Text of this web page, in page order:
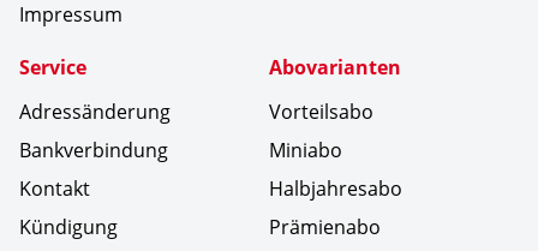
Impressum
Service
Adressänderung
Bankverbindung
Kontakt
Kündigung
Abovarianten
Vorteilsabo
Miniabo
Halbjahresabo
Prämienabo